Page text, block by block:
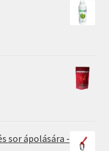
sor ápolására -